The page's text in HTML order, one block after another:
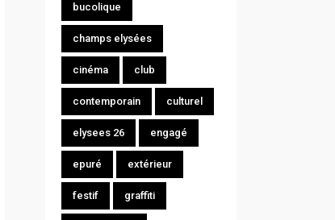
bucolique
champs elysées
cinéma club
contemporain culturel
elysees 26 engagé
epuré extérieur
festif graffiti